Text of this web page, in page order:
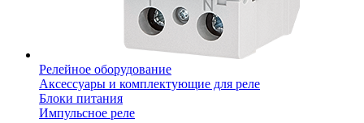
Релейное оборудование
Аксессуары и комплектующие для реле
Блоки питания
Импульсное реле